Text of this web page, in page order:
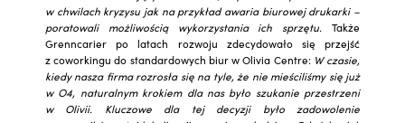
w chwilach kryzysu jak na przykład awaria biurowej drukarki –
poratowali możliwością wykorzystania ich sprzętu. Także
Grenncarier po latach rozwoju zdecydowało się przejść
z coworkingu do standardowych biur w Olivia Centre: W czasie,
kiedy nasza firma rozrosła się na tyle, że nie mieściliśmy się już
w O4, naturalnym krokiem dla nas było szukanie przestrzeni
w Olivii. Kluczowe dla tej decyzji było zadowolenie